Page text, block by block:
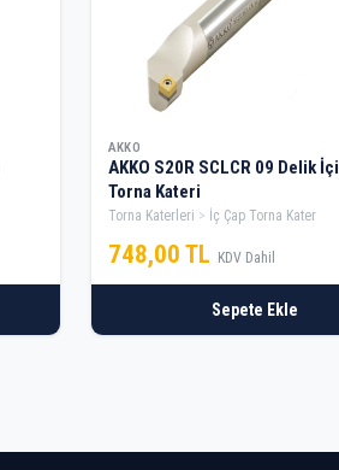
AKKO
AKKO S20R SCLCR 09 Delik İçi
Torna Kateri
Torna Katerleri İç Çap Torna Kater
748,00 TL KDV Dahil
Sepete Ekle